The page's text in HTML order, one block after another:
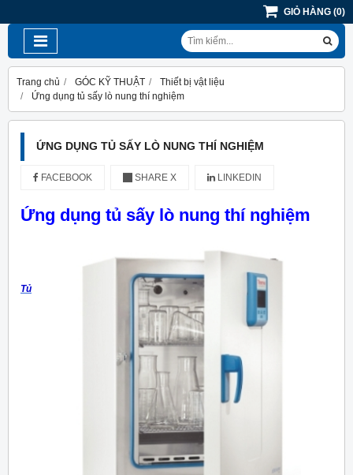
GIỎ HÀNG (0)
Trang chủ GÓC KỸ THUẬT
Thiết bị vật liệu
Ứng dụng tủ sấy lò nung thí nghiệm
ỨNG DỤNG TỦ SẤY LÒ NUNG THÍ NGHIỆM
FACEBOOK SHARE X LINKEDIN
Ứng dụng tủ sấy lò nung thí nghiệm
Tủ